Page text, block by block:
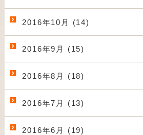
2016年10月 (14)
2016年9月 (15)
2016年8月 (18)
2016年7月 (13)
2016年6月 (19)